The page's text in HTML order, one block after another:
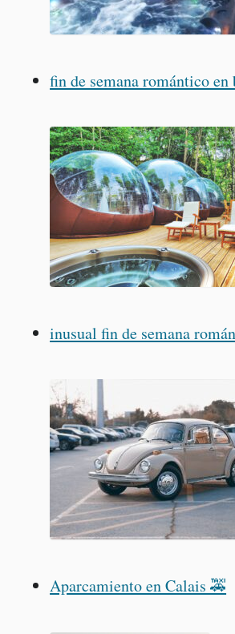
fin de semana romántico en
inusual fin de semana
Aparcamiento en Calais 🚕